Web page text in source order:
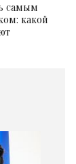
самым
какой